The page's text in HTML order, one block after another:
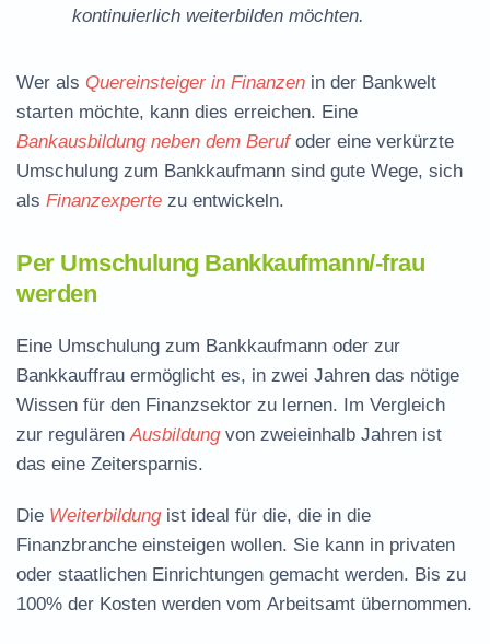
kontinuierlich weiterbilden möchten.
Wer als Quereinsteiger in Finanzen in der Bankwelt
starten möchte, kann dies erreichen. Eine
Bankausbildung neben dem Berufoder eine verkürzte
Umschulung zum Bankkaufmann sind gute Wege, sich
als Finanzexperte zu entwickeln.
Per Umschulung Bankkaufmann/-frau
werden
Eine Umschulung zum Bankkaufmann oder zur
Bankkauffrau ermöglicht es, in zwei Jahren das nötige
Wissen für den Finanzsektor zu lernen. Im Vergleich
zur regulärenAusbildungvon zweieinhalb Jahren ist
das eine Zeitersparnis.
Die Weiterbildungist ideal für die, die in die
Finanzbranche einsteigen wollen. Sie kann in privaten
oder staatlichen Einrichtungen gemacht werden. Bis zu
100% der Kosten werden vom Arbeitsamt übernommen.